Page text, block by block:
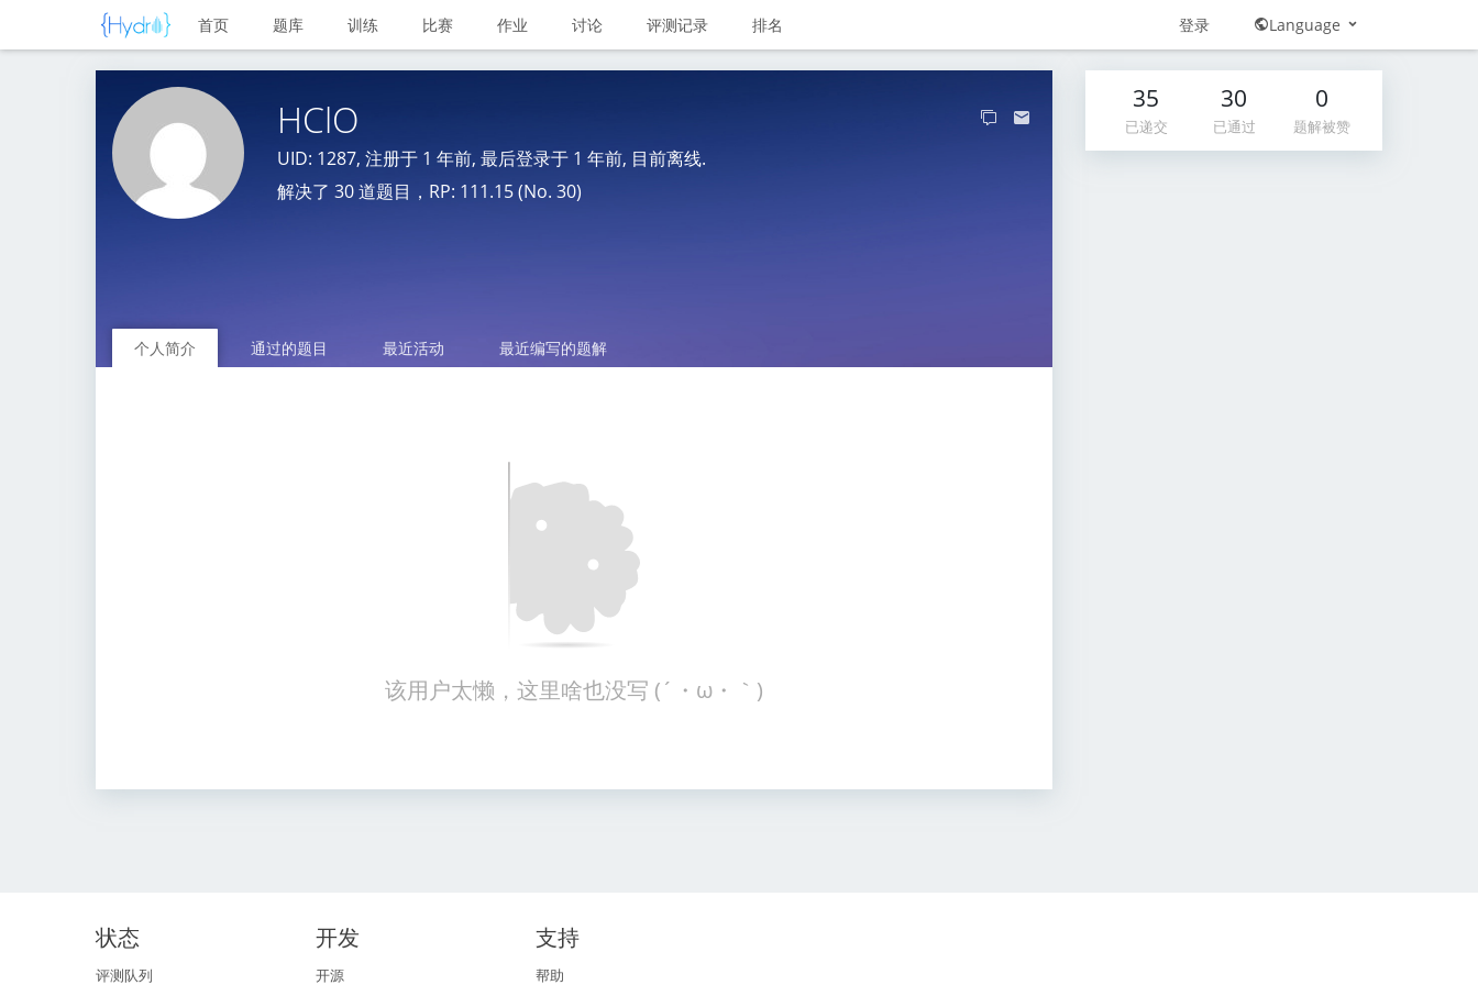
首页 题库 训练 比赛 作业 讨论 评测记录 排名 登录 Language
HClO
UID: 1287, 注册于 1 年前, 最后登录于 1 年前, 目前离线.
解决了 30 道题目，RP: 111.15 (No. 30)
个人简介 通过的题目 最近活动 最近编写的题解
该用户太懒，这里啥也没写 (´・ω・｀)
35
已递交
30
已通过
0
题解被赞
状态
评测队列
开发
开源
支持
帮助